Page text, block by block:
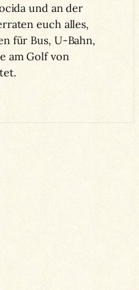
und an der
euch alles,
für Bus, U-Bahn,
am Golf von